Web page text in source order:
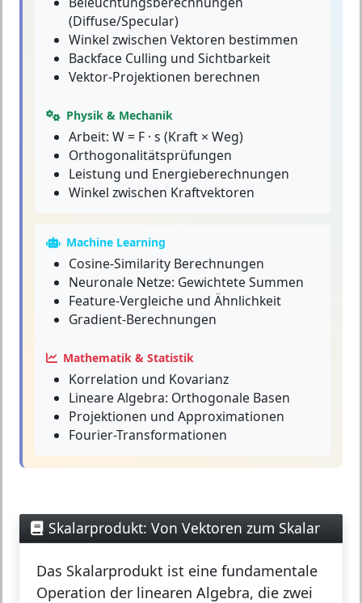
(Diffuse/Specular)
Winkel zwischen Vektoren bestimmen
Backface Culling und Sichtbarkeit
Vektor-Projektionen berechnen
Physik & Mechanik
Arbeit: W = F · s (Kraft × Weg)
Orthogonalitätsprüfungen
Leistung und Energieberechnungen
Winkel zwischen Kraftvektoren
Machine Learning
Cosine-Similarity Berechnungen
Neuronale Netze: Gewichtete Summen
Feature-Vergleiche und Ähnlichkeit
Gradient-Berechnungen
Mathematik & Statistik
Korrelation und Kovarianz
Lineare Algebra: Orthogonale Basen
Projektionen und Approximationen
Fourier-Transformationen
Skalarprodukt: Von Vektoren zum Skalar
Das Skalarprodukt ist eine fundamentale
Operation der linearen Algebra, die zwei